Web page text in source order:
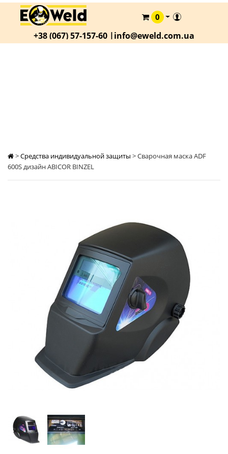
КАТАЛОГ
О
0
+38 (067) 57-157-60 |info@eweld.com.ua
>Средства индивидуальной защиты >Сварочная маска ADF
600S дизайн ABICOR BINZEL